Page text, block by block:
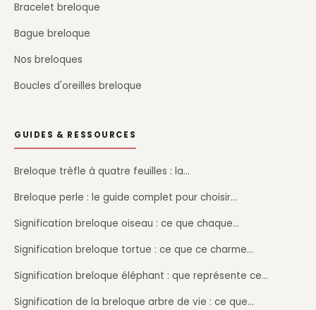
Bracelet breloque
Bague breloque
Nos breloques
Boucles d'oreilles breloque
GUIDES & RESSOURCES
Breloque trèfle à quatre feuilles : la…
Breloque perle : le guide complet pour choisir…
Signification breloque oiseau : ce que chaque…
Signification breloque tortue : ce que ce charme…
Signification breloque éléphant : que représente ce…
Signification de la breloque arbre de vie : ce que…